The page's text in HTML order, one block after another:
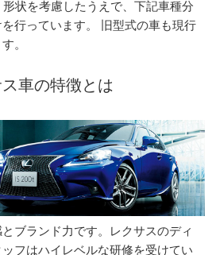
状を考慮したうえで、下記車種分
行っています。 旧型式の車も現行
。
車の特徴とは
ブランド力です。レクサスのディ
フはハイレベルな研修を受けてい